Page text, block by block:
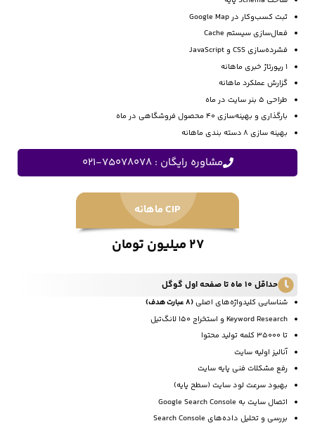
ثبت کسب‌وکار در Google Map
فعال‌سازی سیستم Cache
فشرده‌سازی CSS و JavaScript
1 رپورتاژ خبری ماهانه
گزارش عملکرد ماهانه
طراحی 5 بنر سایت در ماه
بارگذاری و بهینه‌سازی 40 محصول فروشگاهی در ماه
بهینه سازی 8 دسته بندی ماهانه
مشاوره رایگان : 75078078-021
CIP ماهانه
27 میلیون تومان
حداقل 10 ماه تا صفحه اول گوگل
شناسایی کلیدواژه‌های اصلی(8 عبارت هدف)
Keyword Research و استخراج 150 لانگ‌تیل
تا 35000 کلمه تولید محتوا
آنالیز اولیه سایت
رفع مشکلات فنی پایه سایت
بهبود سرعت لود سایت (سطح پایه)
اتصال سایت به Google Search Console
بررسی و تحلیل داده‌های Search Console